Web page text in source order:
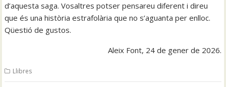
d’aquesta saga. Vosaltres potser pensareu diferent i direu
que és una història estrafolària que no s’aguanta per enlloc.
Qüestió de gustos.
Aleix Font, 24 de gener de 2026.
Llibres